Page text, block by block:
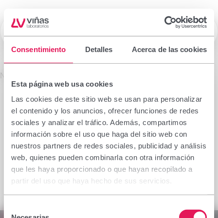
Consentimiento Detalles Acerca de las cookies
Esta página web usa cookies
Las cookies de este sitio web se usan para personalizar
el contenido y los anuncios, ofrecer funciones de redes
sociales y analizar el tráfico. Además, compartimos
información sobre el uso que haga del sitio web con
nuestros partners de redes sociales, publicidad y análisis
web, quienes pueden combinarla con otra información
que les haya proporcionado o que hayan recopilado a
partir del uso que haya hecho de sus servicios.
Laboratorios Viñas
No se encontró el producto solicitado.
Important notice
The information contained in this section is
intended only for the health professional authorised
to prescribe or dispense medicinal products for
which specialised training is required for proper
interpretation. If you do not belong to this group,
please refrain from continuing.
I declare I am a health professional with prescribing
or dispensing capacity in Spain.